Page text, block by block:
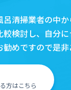
清掃業者の中
検討し、自分
めですので是非
方はこちら